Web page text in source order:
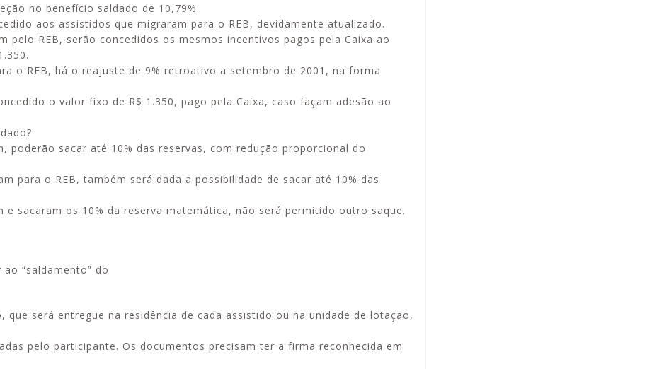
no benefício saldado de 10,79%.
aos assistidos que migraram para o REB, devidamente atualizado.
pelo REB, serão concedidos os mesmos incentivos pagos pela Caixa ao
o REB, há o reajuste de 9% retroativo a setembro de 2001, na forma
o valor fixo de R$ 1.350, pago pela Caixa, caso façam adesão ao
poderão sacar até 10% das reservas, com redução proporcional do
para o REB, também será dada a possibilidade de sacar até 10% das
sacaram os 10% da reserva matemática, não será permitido outro saque.
“saldamento” do
que será entregue na residência de cada assistido ou na unidade de lotação,
pelo participante. Os documentos precisam ter a firma reconhecida em